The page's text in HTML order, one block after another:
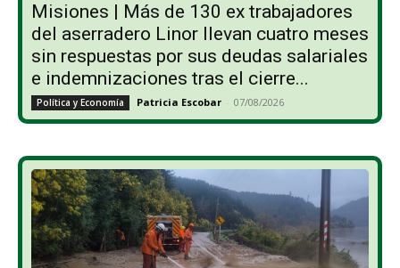
Misiones | Más de 130 ex trabajadores
del aserradero Linor llevan cuatro meses
sin respuestas por sus deudas salariales
e indemnizaciones tras el cierre...
Política y Economía Patricia Escobar - 07/08/2026